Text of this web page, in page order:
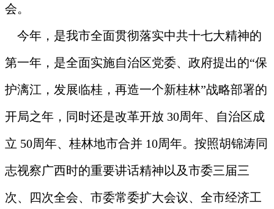
会。
今年，是我市全面贯彻落实中共十七大精神的
第一年，是全面实施自治区党委、政府提出的“保
护漓江，发展临桂，再造一个新桂林”战略部署的
开局之年，同时还是改革开放 30周年、自治区成
立 50周年、桂林地市合并 10周年。按照胡锦涛同
志视察广西时的重要讲话精神以及市委三届三
次、四次全会、市委常委扩大会议、全市经济工